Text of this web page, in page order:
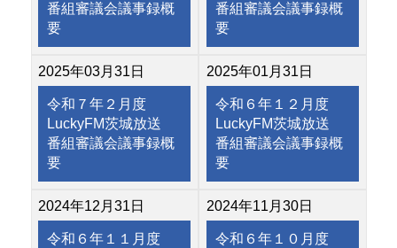
番組審議会議事録概
要
番組審議会議事録概
要
2025年03月31日
令和７年２月度
LuckyFM茨城放送
番組審議会議事録概
要
2025年01月31日
令和６年１２月度
LuckyFM茨城放送
番組審議会議事録概
要
2024年12月31日
令和６年１１月度
2024年11月30日
令和６年１０月度